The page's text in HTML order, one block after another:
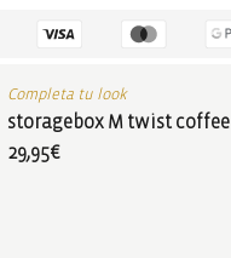
Completa tu look
storagebox M twist coffee
29,95€